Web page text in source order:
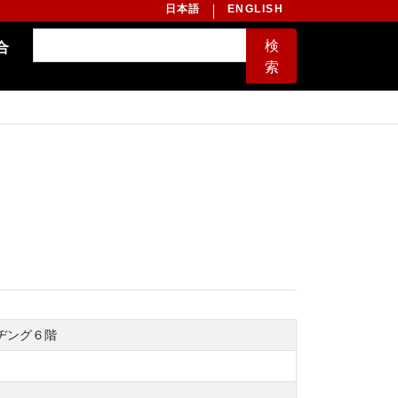
日本語 ENGLISH
検
索
ング６階